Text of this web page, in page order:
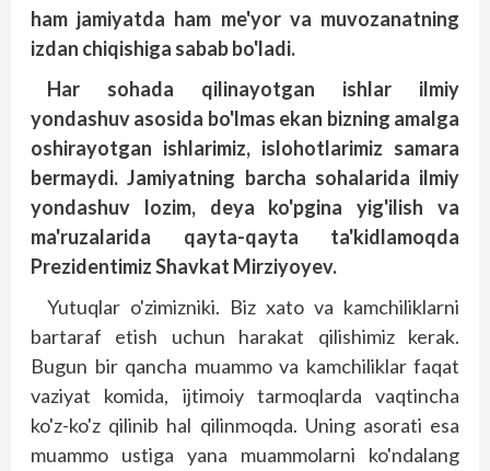
ham jamiyatda ham me'yor va muvozanatning
izdan chiqishiga sabab bo'ladi.
Har sohada qilinayotgan ishlar ilmiy
yondashuv asosida bo'lmas ekan bizning amalga
oshirayotgan ishlarimiz, islohotlarimiz samara
bermaydi. Jamiyatning barcha sohalarida ilmiy
yondashuv lozim, deya ko'pgina yig'ilish va
ma'ruzalarida qayta-qayta ta'kidlamoqda
Prezidentimiz Shavkat Mirziyoyev.
Yutuqlar o'zimizniki. Biz xato va kamchiliklarni
bartaraf etish uchun harakat qilishimiz kerak.
Bugun bir qancha muammo va kamchiliklar faqat
vaziyat komida, ijtimoiy tarmoqlarda vaqtincha
ko'z-ko'z qilinib hal qilinmoqda. Uning asorati esa
muammo ustiga yana muammolarni ko'ndalang